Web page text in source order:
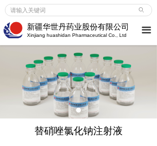
新疆华世丹药业股份有限公司
Xinjiang huashidan Pharmaceutical Co., Ltd
끀
首页
企业介绍
企业介绍
荣誉成就
大事记
新闻中心
ꄙ
替硝唑氯化钠注射液